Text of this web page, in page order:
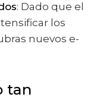
: Dado que el
los
nuevos e-
tan